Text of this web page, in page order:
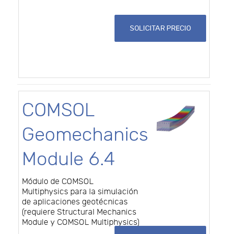
SOLICITAR PRECIO
COMSOL
Geomechanics
Module 6.4
Módulo de COMSOL
Multiphysics para la simulación
de aplicaciones geotécnicas
(requiere Structural Mechanics
Module y COMSOL Multiphysics)